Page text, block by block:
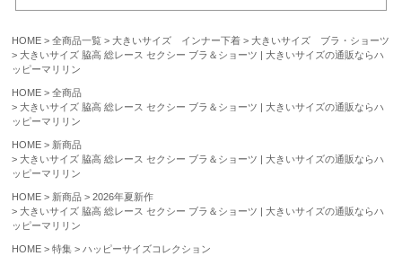
HOME 全商品一覧 大きいサイズ インナー下着
大きいサイズ ブラ・ショーツ
大きいサイズ 脇高 総レース セクシー ブラ＆ショーツ | 大きいサイズの通販ならハ
ッピーマリリン
HOME
全商品
大きいサイズ 脇高 総レース セクシー ブラ＆ショーツ | 大きいサイズの通販ならハ
ッピーマリリン
HOME
新商品
大きいサイズ 脇高 総レース セクシー ブラ＆ショーツ | 大きいサイズの通販ならハ
ッピーマリリン
HOME 新商品
2026年夏新作
大きいサイズ 脇高 総レース セクシー ブラ＆ショーツ | 大きいサイズの通販ならハ
ッピーマリリン
HOME 特集
ハッピーサイズコレクション